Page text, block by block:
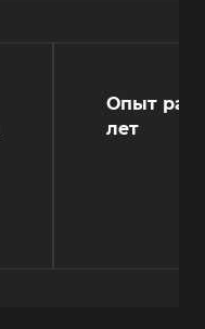
Опыт
лет